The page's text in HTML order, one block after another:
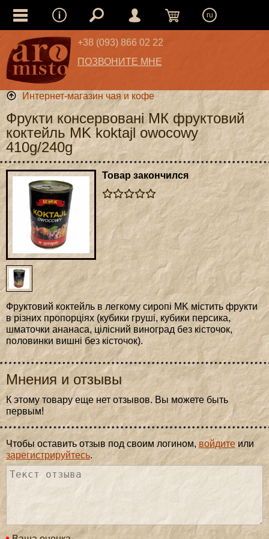
ru
+38 (093) 866 02 22
ПОЗВОНИТЕ МНЕ
Интернет-магазин чая и кофе
Фрукти консервовані МК фруктовий
коктейль MK koktajl owocowy
410g/240g
Товар закончился
Фруктовий коктейль в легкому сиропі MK містить фрукти
в різних пропорціях (кубики груші, кубики персика,
шматочки ананаса, цілісний виноград без кісточок,
половинки вишні без кісточок).
Мнения и отзывы
К этому товару еще нет отзывов. Вы можете быть
первым!
Чтобы оставить отзыв под своим логином, войдите или
зарегистрируйтесь.